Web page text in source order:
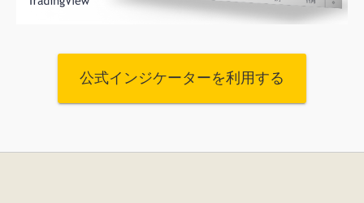
公式インジケーターを利用する